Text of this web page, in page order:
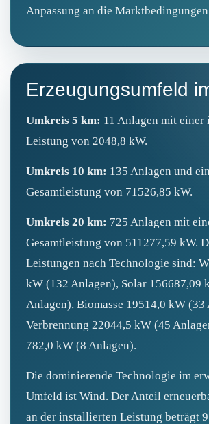
Anpassung an die
Erzeugungsumfeld
Umkreis 5 km: 11 Anlagen mit einer
Leistung von 2048,8 kW.
Umkreis 10 km: 135 Anlagen und
Gesamtleistung von 71526,85 kW.
Umkreis 20 km: 725 Anlagen mit
Gesamtleistung von 511277,59 kW.
Leistungen nach Technologie sind:
kW (132 Anlagen), Solar 156687,09
Anlagen), Biomasse 19514,0 kW (33
Verbrennung 22044,5 kW (45
782,0 kW (8 Anlagen).
Die dominierende Technologie im
Umfeld ist Wind. Der Anteil
an der installierten Leistung beträgt